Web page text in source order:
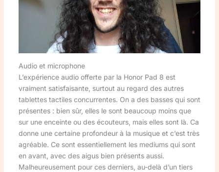
Audio et microphone
L’expérience audio offerte par la Honor Pad 8 est
vraiment satisfaisante, surtout au regard des autres
tablettes tactiles concurrentes. On a des basses qui sont
présentes : bien sûr, elles le sont beaucoup moins que
sur une enceinte ou des écouteurs, mais elles sont là. Ca
donne une certaine profondeur à la musique et c’est très
agréable. Ce sont essentiellement les mediums qui sont
en avant, avec des aigus bien présents aussi.
Malheureusement pour ces derniers, au-delà d’un tiers